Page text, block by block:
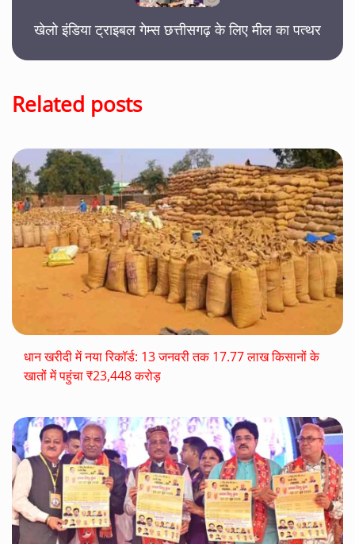
खेलो इंडिया ट्राइबल गेम्स छत्तीसगढ़ के लिए मील का पत्थर
Related posts
धान खरीदी में नया रिकॉर्ड: 13 जनवरी तक 17.77 लाख किसानों के
खातों में पहुंचा ₹23,448 करोड़